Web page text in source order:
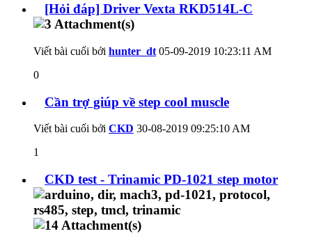
[Hỏi đáp] Driver Vexta RKD514L-C
Viết bài cuối bởi hunter_dt 05-09-2019 10:23:11 AM
0
Cần trợ giúp về step cool muscle
Viết bài cuối bởi CKD 30-08-2019 09:25:10 AM
1
CKD test - Trinamic PD-1021 step motor